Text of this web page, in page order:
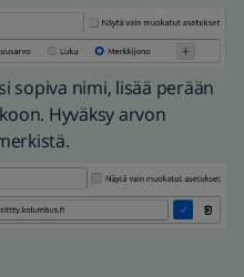
sopiva nimi, lisää perään
Hyväksy arvon